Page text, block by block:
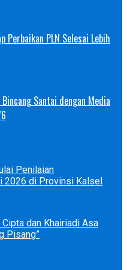
Perbaikan PLN Selesai Lebih
Santai dengan Media
Penilaian
2026 di Provinsi Kalsel
Cipta dan Khairiadi Asa
Pisang”